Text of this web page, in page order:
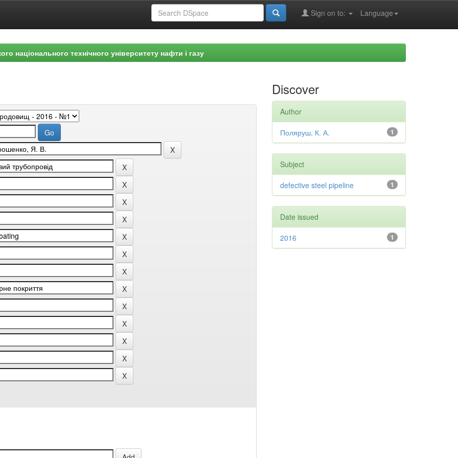
Language
Sign on to:
національного технічного університету нафти і газу
Discover
Author
1
Поляруш, К. А.
Subject
1
defective steel pipeline
Date issued
1
2016